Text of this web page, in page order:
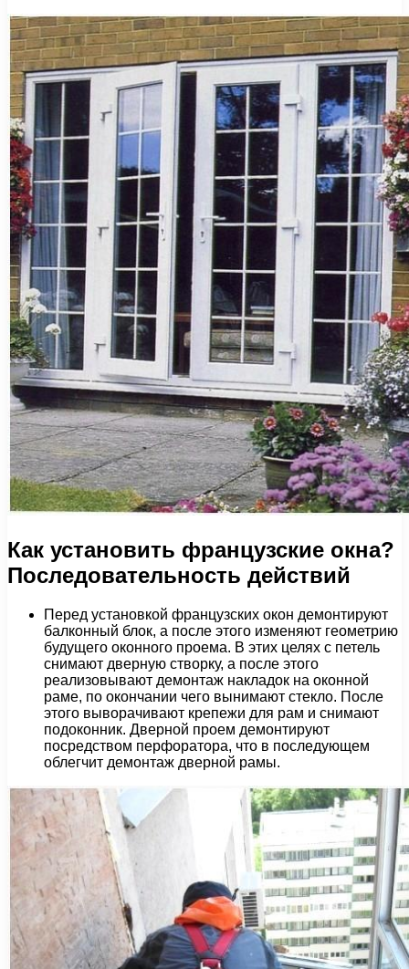
Как установить французские окна?
Последовательность действий
Перед установкой французских окон демонтируют
балконный блок, а после этого изменяют геометрию
будущего оконного проема. В этих целях с петель
снимают дверную створку, а после этого
реализовывают демонтаж накладок на оконной
раме, по окончании чего вынимают стекло. После
этого выворачивают крепежи для рам и снимают
подоконник. Дверной проем демонтируют
посредством перфоратора, что в последующем
облегчит демонтаж дверной рамы.